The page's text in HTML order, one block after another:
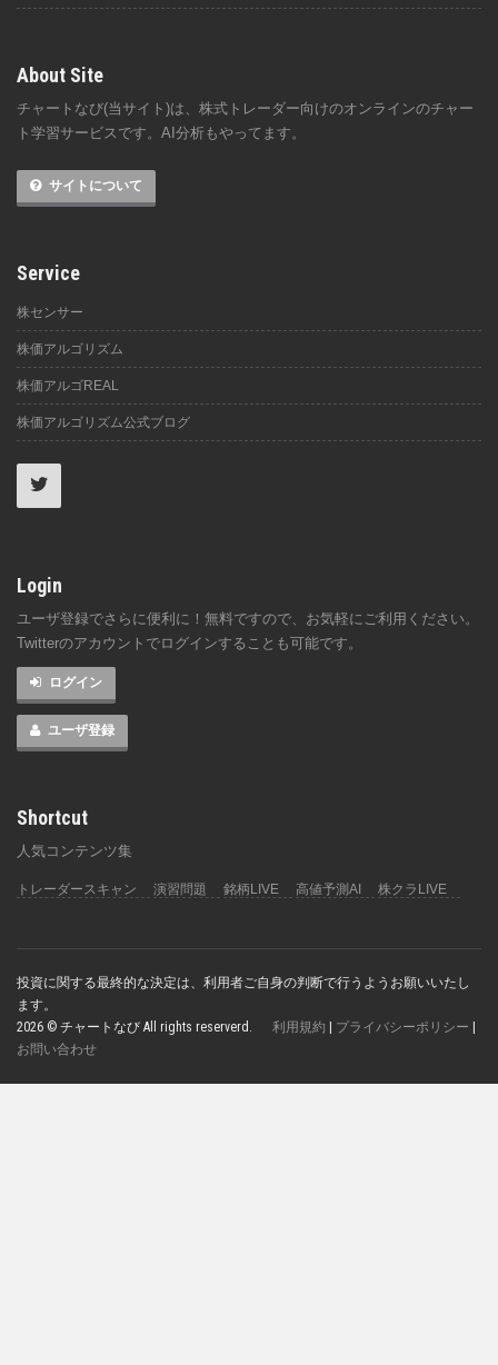
About Site
チャートなび(当サイト)は、株式トレーダー向けのオンラインのチャー
ト学習サービスです。AI分析もやってます。
サイトについて
Service
株センサー
株価アルゴリズム
株価アルゴREAL
株価アルゴリズム公式ブログ
Login
ユーザ登録でさらに便利に！無料ですので、お気軽にご利用ください。
Twitterのアカウントでログインすることも可能です。
ログイン
ユーザ登録
Shortcut
人気コンテンツ集
トレーダースキャン 演習問題 銘柄LIVE 高値予測AI 株クラLIVE
投資に関する最終的な決定は、利用者ご自身の判断で行うようお願いいたし
ます。
2026 © チャートなび All rights reserverd. 利用規約 プライバシーポリシー
お問い合わせ